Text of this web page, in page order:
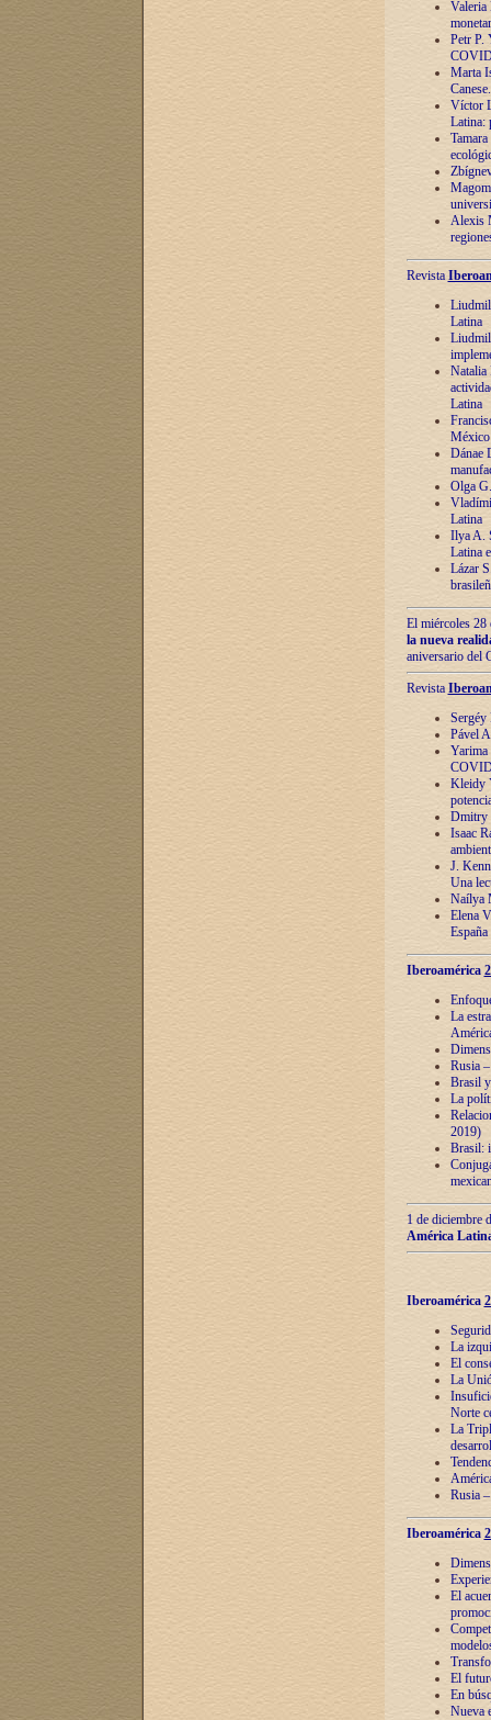
Valeria
Petr P.
Marta
Víctor
Latina:
Alexis
Revista
Latina
Natalia
Latina
México
Dánae
Olga
Latina
Ilya A.
Latina
Lázar
El miércoles 28
la nueva
aniversario del
Revista
Sergéy
Pável
Yarima
Kleidy
Dmitry
Isaac
J.
Una
Naílya
Elena
España
Iberoamérica
La
Rusia
Brasil
La
2019)
Brasil:
1 de diciembre
América
Iberoamérica
La
El
La
Norte
La
Rusia
Iberoamérica
El
El
En
Nueva